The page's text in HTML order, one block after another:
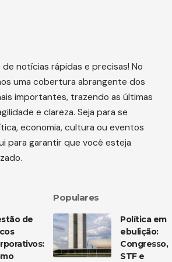
notícias rápidas e precisas! No
uma cobertura abrangente dos
importantes, trazendo as últimas
e clareza. Seja para se
economia, cultura ou eventos
para garantir que você esteja
de
Populares
Política em
ebulição:
Congresso,
STF e